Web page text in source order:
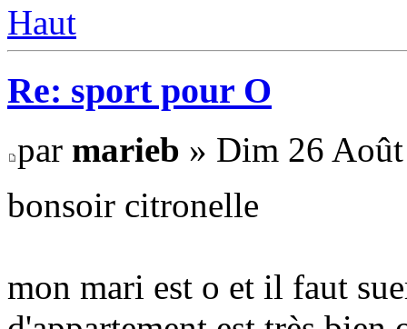
Haut
Re: sport pour O
par marieb » Dim 26
bonsoir citronelle
mon mari est o et il faut